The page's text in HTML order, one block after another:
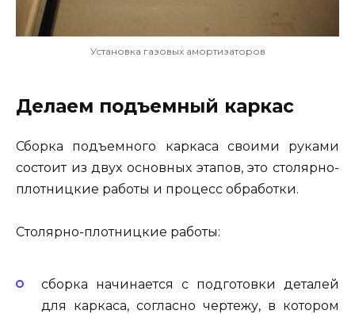
Установка газовых амортизаторов
Делаем подъемный каркас
Сборка подъемного каркаса своими руками
состоит из двух основных этапов, это столярно-
плотницкие работы и процесс обработки.
Столярно-плотницкие работы:
сборка начинается с подготовки деталей
для каркаса, согласно чертежу, в котором